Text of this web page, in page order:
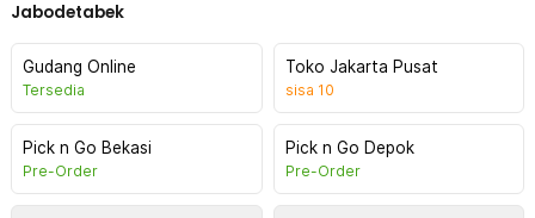
Jabodetabek
Gudang Online
Tersedia
Toko Jakarta Pusat
sisa 10
Pick n Go Bekasi
Pre-Order
Pick n Go Depok
Pre-Order